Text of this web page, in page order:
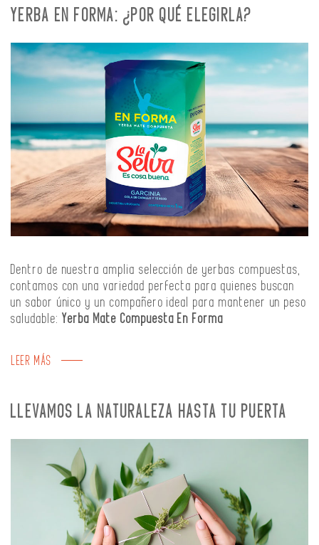
YERBA EN FORMA: ¿POR QUÉ ELEGIRLA?
Dentro de nuestra amplia selección de yerbas compuestas,
contamos con una variedad perfecta para quienes buscan
un sabor único y un compañero ideal para mantener un peso
saludable:Yerba Mate Compuesta En Forma
LEER MÁS
LLEVAMOS LA NATURALEZA HASTA TU PUERTA